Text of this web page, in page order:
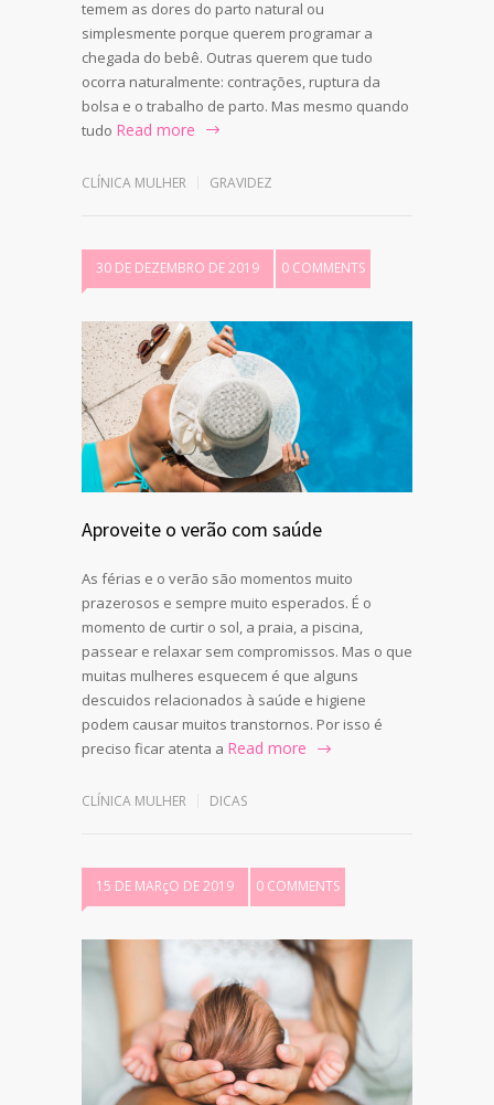
temem as dores do parto natural ou
simplesmente porque querem programar a
chegada do bebê. Outras querem que tudo
ocorra naturalmente: contrações, ruptura da
bolsa e o trabalho de parto. Mas mesmo quando
tudo Read more
CLÍNICA MULHER GRAVIDEZ
30 DE DEZEMBRO DE 2019 0 COMMENTS
Aproveite o verão com saúde
As férias e o verão são momentos muito
prazerosos e sempre muito esperados. É o
momento de curtir o sol, a praia, a piscina,
passear e relaxar sem compromissos. Mas o que
muitas mulheres esquecem é que alguns
descuidos relacionados à saúde e higiene
podem causar muitos transtornos. Por isso é
preciso ficar atenta a Read more
CLÍNICA MULHER DICAS
15 DE MARçO DE 2019 0 COMMENTS